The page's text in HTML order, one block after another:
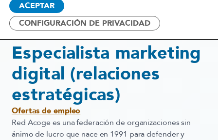
5 diciembre, 2024
OFERTA DE EMPLEO:
Especialista marketing
digital (relaciones
estratégicas)
Ofertas de empleo
Red Acoge es una federación de organizaciones sin
ánimo de lucro que nace en 1991 para defender y
ACEPTAR
CONFIGURACIÓN DE PRIVACIDAD